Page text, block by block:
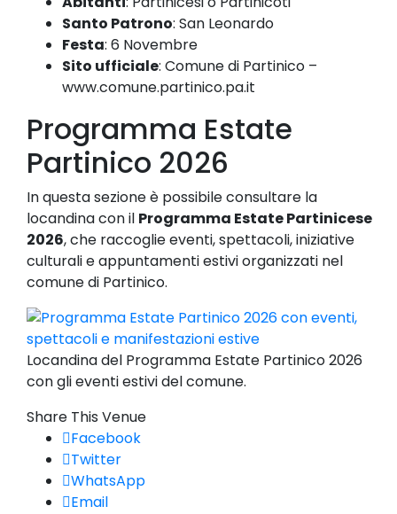
Santo Patrono: San Leonardo
Festa: 6 Novembre
Sito ufficiale: Comune di Partinico –
www.comune.partinico.pa.it
Programma Estate
Partinico 2026
In questa sezione è possibile consultare la
locandina con il Programma Estate Partinicese
2026, che raccoglie eventi, spettacoli, iniziative
culturali e appuntamenti estivi organizzati nel
comune di Partinico.
Locandina del Programma Estate Partinico 2026
con gli eventi estivi del comune.
Share This Venue
Facebook
Twitter
WhatsApp
Email